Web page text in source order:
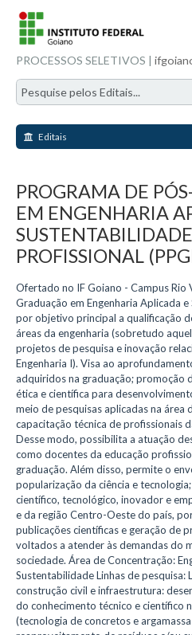
PROCESSOS SELETIVOS |
Editais
PROGRAMA DE
EM ENGENHARIA
PROFISSIONAL
Ofertado no IF Goiano - Campus Rio
Graduação em Engenharia Aplicada
por objetivo principal a qualificação
áreas da engenharia (sobretudo
projetos de pesquisa e inovação
Engenharia I). Visa ao
adquiridos na graduação; promoção
ética e científica para
meio de pesquisas aplicadas na área
capacitação técnica de profissionais
Desse modo, possibilita a atuação
como docentes da educação
graduação. Além disso, permite o
popularização da ciência e
científico, tecnológico, inovador e
e da região Centro-Oeste do país,
publicações científicas e geração de
voltados a atender às demandas do
sociedade. Área de Concentração:
Sustentabilidade Linhas de pesquisa:
construção civil e infraestrutura:
do conhecimento técnico e científico
(tecnologia de concretos e